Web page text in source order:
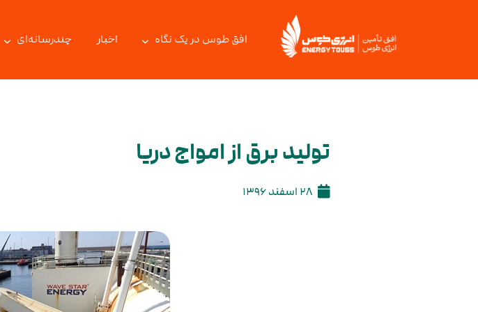
افق طوس در یک نگاه اخبار چندرسانه‌ای
تولید برق از امواج دریا
28 اسفند 1396